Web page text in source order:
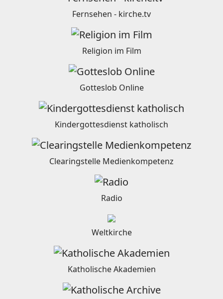
Fernsehen - kirche.tv
Religion im Film
Gotteslob Online
Kindergottesdienst katholisch
Clearingstelle Medienkompetenz
Radio
Weltkirche
Katholische Akademien